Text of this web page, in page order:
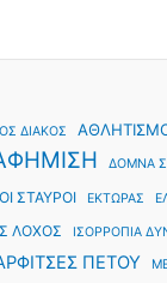
ΔΙΑΚΟΣ
ΔΟΜΝΑ
ΣΤΑΥΡΟΙ ΕΚΤΩΡΑΣ
ΛΟΧΟΣ ΙΣΟΡΡΟΠΙΑ
ΠΕΤΟΥ